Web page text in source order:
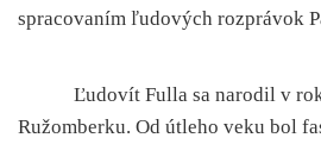
spracovaním ľudových rozprávok
Ľudovít Fulla sa narodil v
Ružomberku. Od útleho veku bol